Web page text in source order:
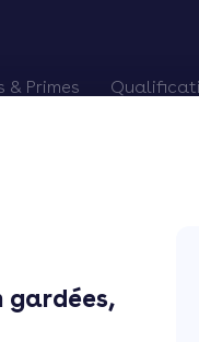
gardées,
& Primes